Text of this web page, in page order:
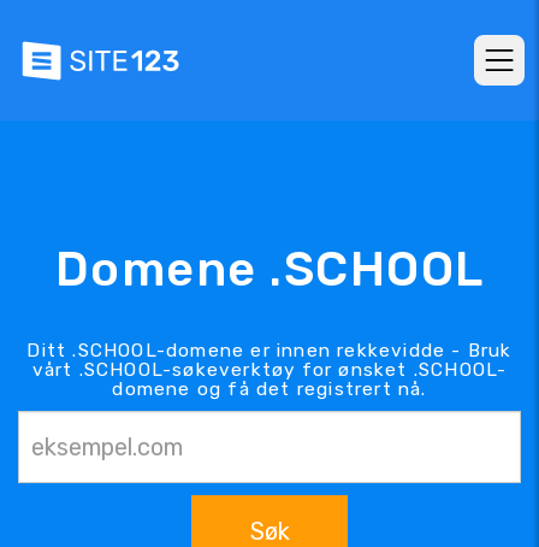
Domene .SCHOOL
Ditt .SCHOOL-domene er innen rekkevidde - Bruk
vårt .SCHOOL-søkeverktøy for ønsket .SCHOOL-
domene og få det registrert nå.
Søk